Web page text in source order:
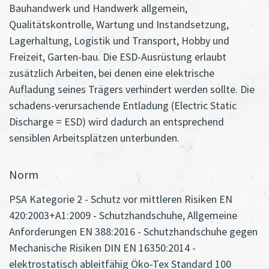
Bauhandwerk und Handwerk allgemein,
Qualitätskontrolle, Wartung und Instandsetzung,
Lagerhaltung, Logistik und Transport, Hobby und
Freizeit, Garten-bau. Die ESD-Ausrüstung erlaubt
zusätzlich Arbeiten, bei denen eine elektrische
Aufladung seines Trägers verhindert werden sollte. Die
schadens-verursachende Entladung (Electric Static
Discharge = ESD) wird dadurch an entsprechend
sensiblen Arbeitsplätzen unterbunden.
Norm
PSA Kategorie 2 - Schutz vor mittleren Risiken EN
420:2003+A1:2009 - Schutzhandschuhe, Allgemeine
Anforderungen EN 388:2016 - Schutzhandschuhe gegen
Mechanische Risiken DIN EN 16350:2014 -
elektrostatisch ableitfähig Öko-Tex Standard 100